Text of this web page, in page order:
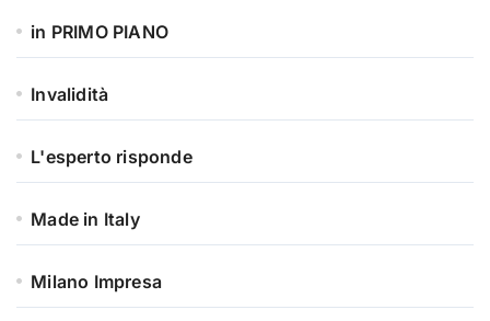
in PRIMO PIANO
Invalidità
L'esperto risponde
Made in Italy
Milano Impresa